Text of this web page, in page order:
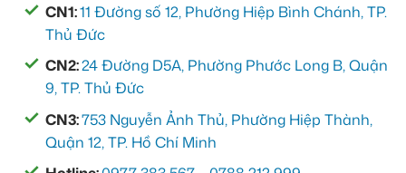
CN1:11 Đường số 12, Phường Hiệp Bình Chánh, TP.
Thủ Đức
CN2:24 Đường D5A, Phường Phước Long B, Quận
9, TP. Thủ Đức
CN3:753 Nguyễn Ảnh Thủ, Phường Hiệp Thành,
Quận 12, TP. Hồ Chí Minh